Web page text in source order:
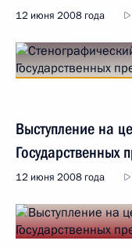
12 июня 2008 года
Выступление на
Государственных
12 июня 2008 года